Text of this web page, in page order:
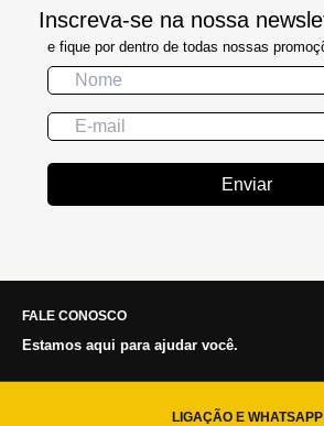
Inscreva-se na nossa
e fique por dentro de todas nossas
Enviar
FALE CONOSCO
Estamos aqui para ajudar você.
LIGAÇÃO E WHATSAPP